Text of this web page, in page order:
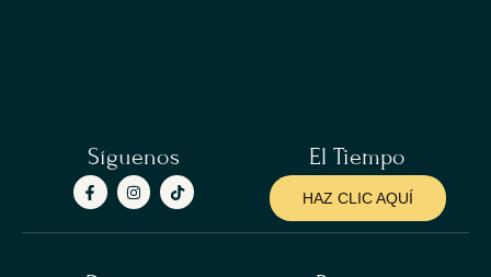
Síguenos El Tiempo
HAZ CLIC AQUÍ